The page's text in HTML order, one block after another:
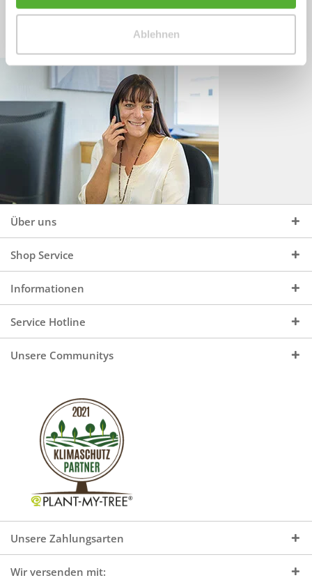
Ablehnen
+49 (0)4244 965 34 04
und Fr, 09:00 - 13:00 Uhr
Über uns
Shop Service
Informationen
Service Hotline
Unsere Communitys
Unsere Zahlungsarten
Wir versenden mit: